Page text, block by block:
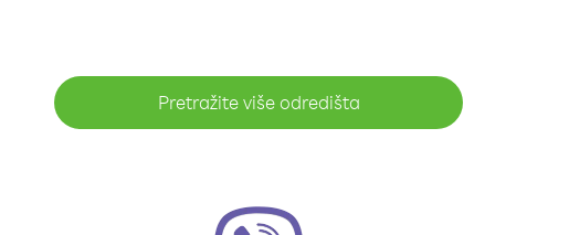
Pretražite više odredišta